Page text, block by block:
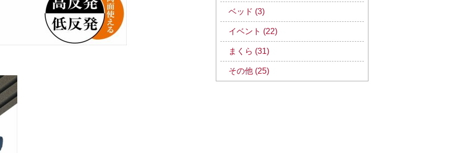
ベッド (3)
イベント (22)
まくら (31)
その他 (25)